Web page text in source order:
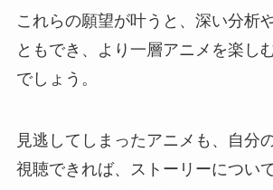
これらの願望が叶うと、深い分析
ともでき、より一層アニメを楽し
でしょう。
見逃してしまったアニメも、自分
視聴できれば、ストーリーについ